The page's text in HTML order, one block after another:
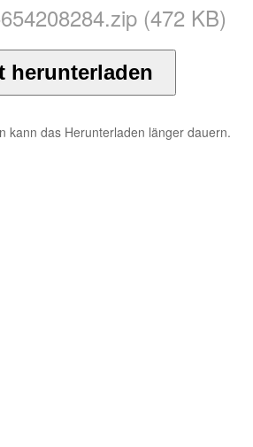
(472 KB)
herunterladen
kann das Herunterladen länger dauern.